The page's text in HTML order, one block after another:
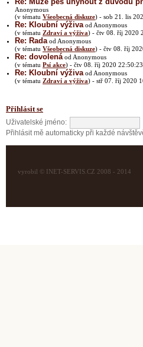
Anonymous
(v tématu Všeobecná diskuze) - sob 21. lis
Re: Kloubní výživa od Anonymous
(v tématu Zdraví a výživa) - čtv 08. říj 2020
Re: Rada od Anonymous
(v tématu Všeobecná diskuze) - čtv 08. říj
Re: dovolená od Anonymous
(v tématu Psí akce) - čtv 08. říj 2020 22:50:23
Re: Kloubní výživa od Anonymous
(v tématu Zdraví a výživa) - stř 07. říj 2020
Přihlásit se
Uživatelské jméno:
Přihlásit mě automaticky při každé
vyrobil © INET-SERVIS.CZ 2008 - 2014